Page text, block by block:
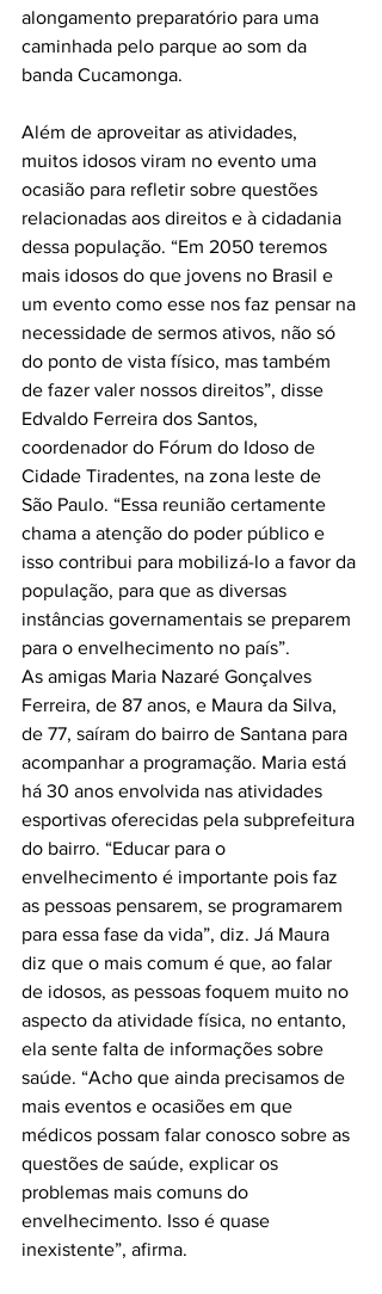
alongamento preparatório para uma
caminhada pelo parque ao som da
banda Cucamonga.
Além de aproveitar as atividades,
muitos idosos viram no evento uma
ocasião para refletir sobre questões
relacionadas aos direitos e à cidadania
dessa população. “Em 2050 teremos
mais idosos do que jovens no Brasil e
um evento como esse nos faz pensar na
necessidade de sermos ativos, não só
do ponto de vista físico, mas também
de fazer valer nossos direitos”, disse
Edvaldo Ferreira dos Santos,
coordenador do Fórum do Idoso de
Cidade Tiradentes, na zona leste de
São Paulo. “Essa reunião certamente
chama a atenção do poder público e
isso contribui para mobilizá-lo a favor da
população, para que as diversas
instâncias governamentais se preparem
para o envelhecimento no país”.
As amigas Maria Nazaré Gonçalves
Ferreira, de 87 anos, e Maura da Silva,
de 77, saíram do bairro de Santana para
acompanhar a programação. Maria está
há 30 anos envolvida nas atividades
esportivas oferecidas pela subprefeitura
do bairro. “Educar para o
envelhecimento é importante pois faz
as pessoas pensarem, se programarem
para essa fase da vida”, diz. Já Maura
diz que o mais comum é que, ao falar
de idosos, as pessoas foquem muito no
aspecto da atividade física, no entanto,
ela sente falta de informações sobre
saúde. “Acho que ainda precisamos de
mais eventos e ocasiões em que
médicos possam falar conosco sobre as
questões de saúde, explicar os
problemas mais comuns do
envelhecimento. Isso é quase
inexistente”, afirma.